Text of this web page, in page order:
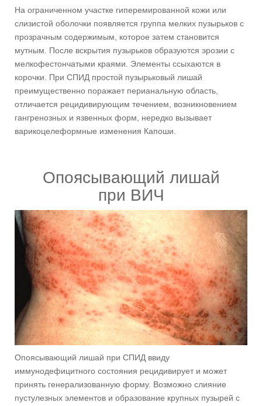
На ограниченном участке гиперемированной кожи или
слизистой оболочки появляется группа мелких пузырьков с
прозрачным содержимым, которое затем становится
мутным. После вскрытия пузырьков образуются эрозии с
мелкофестончатыми краями. Элементы ссыхаются в
корочки. При СПИД простой пузырьковый лишай
преимущественно поражает перианальную область,
отличается рецидивирующим течением, возникновением
гангренозных и язвенных форм, нередко вызывает
варикоцелеформные изменения Капоши.
Опоясывающий лишай
при ВИЧ
Опоясывающий лишай при СПИД ввиду
иммунодефицитного состояния рецидивирует и может
принять генерализованную форму. Возможно слияние
пустулезных элементов и образование крупных пузырей с